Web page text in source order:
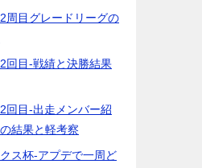
周目グレードリーグの
回目-戦績と決勝結果
回目-出走メンバー紹
結果と軽考察
ス杯-アプデで一周ど